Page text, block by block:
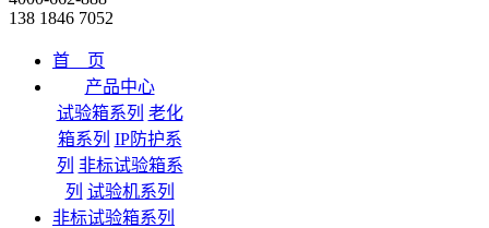
138 1846 7052
首 页
产品中心
试验箱系列 老化
箱系列 IP防护系
列 非标试验箱系
列 试验机系列
非标试验箱系列